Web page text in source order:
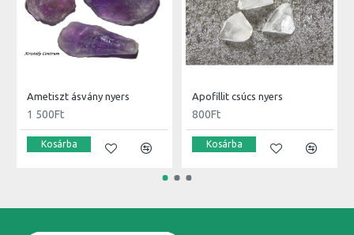
Ametiszt ásvány nyers
1 500Ft
Kosárba
Apofillit csúcs nyers
800Ft
Kosárba